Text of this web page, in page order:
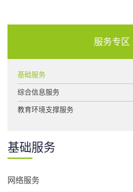
服务专区
基础服务
综合信息服务
教育环境支撑服务
基础服务
网络服务